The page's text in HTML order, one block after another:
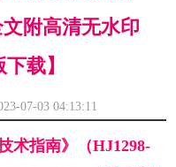
文附高清无水印
载】
03 04:13:11
术指南》（HJ1298-